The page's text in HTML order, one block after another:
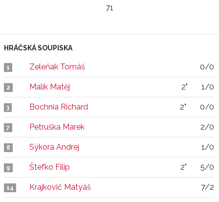
71
HRÁČSKÁ SOUPISKA
1 Zeleňak Tomáš 0/0
2 Malík Matěj 2" 1/0
3 Bochnia Richard 2" 0/0
7 Petruška Marek 2/0
8 Sýkora Andrej 1/0
9 Štefko Filip 2" 5/0
14 Krajkovič Matyáš 7/2